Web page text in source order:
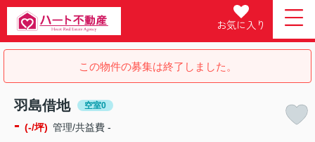
お気に入り
この物件の募集は終了しました。
羽島借地 空室0
- (-/坪) 管理/共益費 -